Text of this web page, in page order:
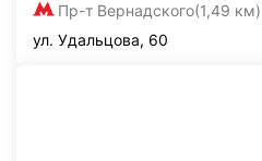
Пр-т Вернадского(1,49 км)
ул. Удальцова, 60